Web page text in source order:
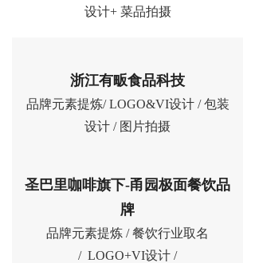
浙江有畈食品科技
品牌元素提炼/ LOGO&VI设计 / 包装
设计 / 图片拍摄
圣巴里咖啡旗下-甬园极面餐饮品
牌
品牌元素提炼 / 餐饮行业取名
/ LOGO+VI设计 /
设计+ 菜品拍摄